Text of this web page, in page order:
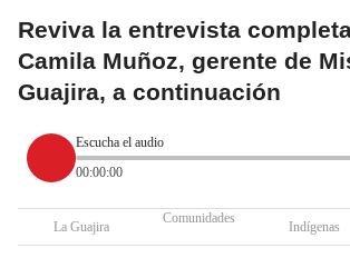
Reviva la entrevista
Camila Muñoz, gerente de
Guajira, a continuación
Escucha el audio
00:00:00
La Guajira
Comunidades
Indígenas